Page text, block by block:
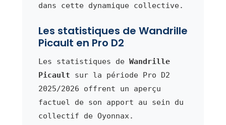
dans cette dynamique collective.
Les statistiques de Wandrille
Picault en Pro D2
Les statistiques de Wandrille
Picault sur la période Pro D2
2025/2026 offrent un aperçu
factuel de son apport au sein du
collectif de Oyonnax.